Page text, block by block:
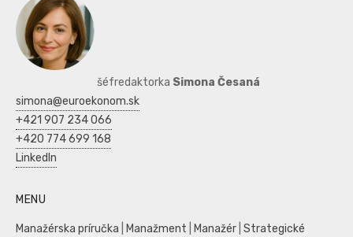
šéfredaktorka Simona Česaná
simona@euroekonom.sk
+421 907 234 066
+420 774 699 168
LinkedIn
MENU
Manažérska príručka Manažment Manažér Strategické